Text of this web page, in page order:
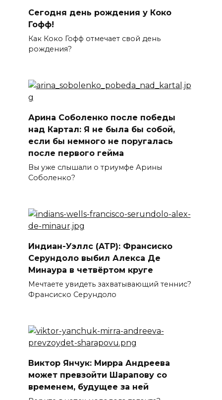
Сегодня день рождения у Коко
Гофф!
Как Коко Гофф отмечает свой день
рождения?
Арина Соболенко после победы
над Картал: Я не была бы собой,
если бы немного не поругалась
после первого гейма
Вы уже слышали о триумфе Арины
Соболенко?
Индиан-Уэллс (ATP): Франсиско
Серундоло выбил Алекса Де
Минаура в четвёртом круге
Мечтаете увидеть захватывающий теннис?
Франсиско Серундоло
Виктор Янчук: Мирра Андреева
может превзойти Шарапову со
временем, будущее за ней